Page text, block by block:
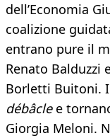
dell’Economia
coalizione
entrano pure il
Renato Balduzzi
Borletti Buitoni.
débâclee
Giorgia Meloni.